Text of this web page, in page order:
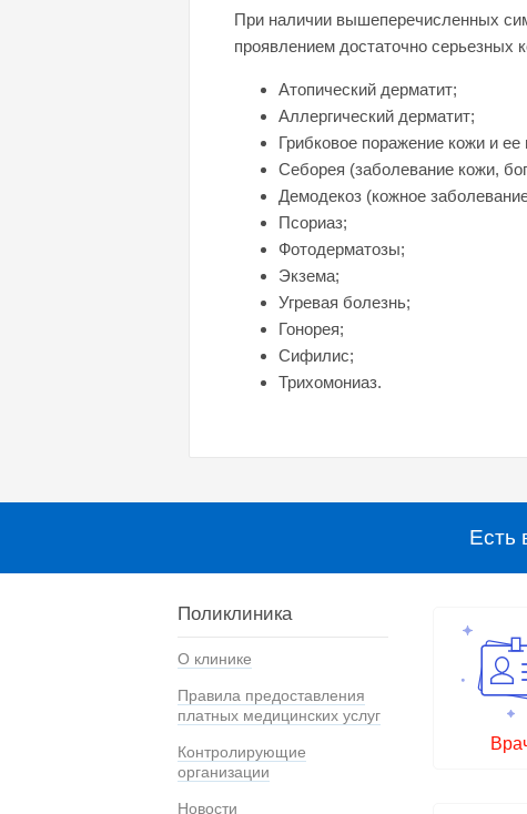
При наличии вышеперечисленных
проявлением достаточно серьезных
Атопический дерматит;
Аллергический дерматит;
Грибковое поражение кожи и ее
Себорея (заболевание кожи,
Демодекоз (кожное
Псориаз;
Фотодерматозы;
Экзема;
Угревая болезнь;
Гонорея;
Сифилис;
Трихомониаз.
Есть
Поликлиника
О клинике
Правила предоставления
платных медицинских услуг
Контролирующие
организации
Новости